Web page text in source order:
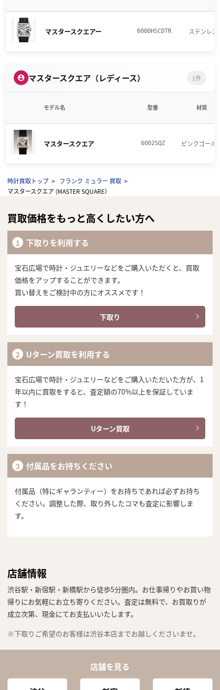
マスタースクエアー 6000HSCDTR ステンレス
マスタースクエア（レディース） 1件
モデル名 型番 材質
マスタースクエア 6002SQZ ピンクゴール
時計買取トップ
フランク ミュラー 買取
マスタースクエア (MASTER SQUARE）
買取価格をもっと高くしたい方へ
下取りを利用する
宝石広場で時計・ジュエリーなどをご購入いただくと、買取
価格をアップすることができます。
買い替えをご検討中の方にオススメです！
下取り
Uターン買取を利用する
宝石広場で時計・ジュエリーなどをご購入いただいた方が、1
年以内に買取をすると、査定額の70%以上を保証していま
す！
Uターン買取
付属品をお持ちください
付属品（特にギャランティー）をお持ちであれば必ずお持ち
ください。調整した際、取り外したコマも査定に影響しま
す。
店舗情報
渋谷駅・新宿駅・新橋駅から徒歩5分圏内。お仕事帰りやお買い物
帰りにお気軽にお立ち寄りください。査定は無料で、お買取りが
成立次第、現金にてお支払いいたします。
※下取りご希望のお客様は渋谷本店までお越しくださいませ。
店舗を見る